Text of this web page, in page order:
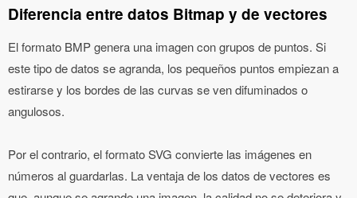
Diferencia entre datos Bitmap y de vectores
El formato BMP genera una imagen con grupos de puntos. Si
este tipo de datos se agranda, los pequeños puntos empiezan a
estirarse y los bordes de las curvas se ven difuminados o
angulosos.
Por el contrario, el formato SVG convierte las imágenes en
números al guardarlas. La ventaja de los datos de vectores es